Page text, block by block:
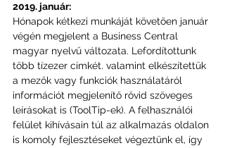
2019. január:
Hónapok kétkezi munkáját követően január
végén megjelent a Business Central
magyar nyelvű változata. Lefordítottunk
több tízezer címkét. valamint elkészítettük
a mezők vagy funkciók használatáról
információt megjelenítő rövid szöveges
leírásokat is (ToolTip-ek). A felhasználói
felület kihívásain túl az alkalmazás oldalon
is komoly fejlesztéseket végeztünk el, így